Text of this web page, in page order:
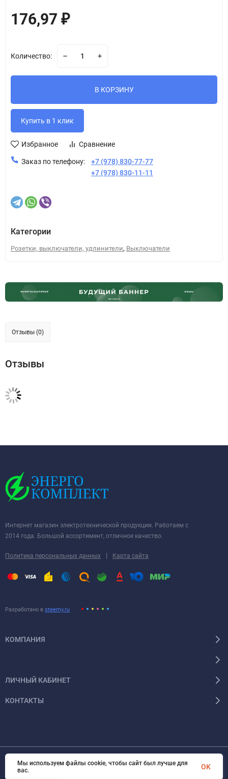
176,97 ₽
Количество:
В КОРЗИНУ
Избранное Сравнение
Заказ по телефону:
+7 (978) 830-77-77
+7 (978) 830-11-11
Категории
Розетки, выключатели, удлинители, Выключатели
Отзывы (0)
Отзывы
Интернет магазин электротехнической продукции. Работаем с
2014 года. Большой ассортимент, отличное качество.
Политика персональных данных | Карта сайта
Разработано в steemy.ru
КОМПАНИЯ
ЛИЧНЫЙ КАБИНЕТ
КОНТАКТЫ
© 2026 Энергокомплект Крым. Все права защищены
Мы используем файлы cookie, чтобы сайт был лучше для
вас.
OK